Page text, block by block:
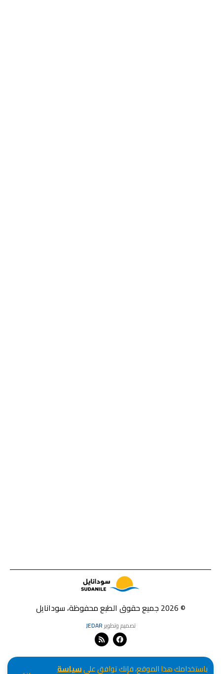
باستخدامك هذا الموقع، فإنك توافق علىسياسة
© 2026 جميع حقوق الطبع محفوظة، سودانايل
تصميم وتطويرJEDAR